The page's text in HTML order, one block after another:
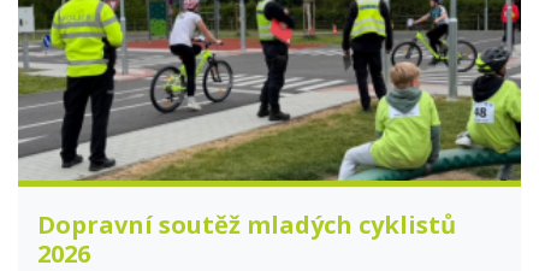
Dopravní soutěž mladých cyklistů
2026